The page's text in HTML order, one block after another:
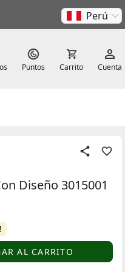
Perú
Puntos Carrito Cuenta
Diseño 3015001
AL CARRITO